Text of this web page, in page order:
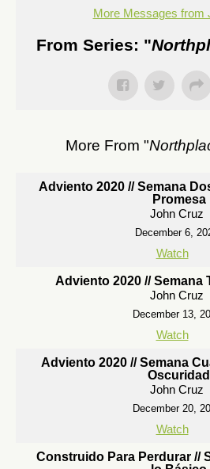
More Messages from
From Series: "
More From "
Adviento 2020 // Semana
Promesa
John Cruz
December 6,
Watch
Adviento 2020 // Semana
John Cruz
December 13,
Watch
Adviento 2020 // Semana
Oscuridad
John Cruz
December 20,
Watch
Construido Para Perdurar //